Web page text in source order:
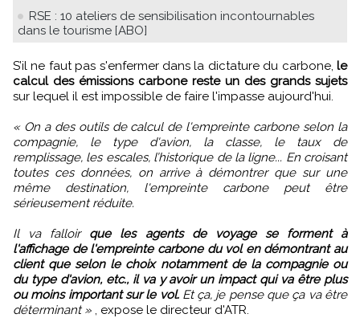
RSE : 10 ateliers de sensibilisation incontournables
dans le tourisme [ABO]
S’il ne faut pas s'enfermer dans la dictature du carbone, le
calcul des émissions carbone reste un des grands sujets
sur lequel il est impossible de faire l'impasse aujourd'hui.
« On a des outils de calcul de l'empreinte carbone selon la
compagnie, le type d'avion, la classe, le taux de
remplissage, les escales, l’historique de la ligne... En croisant
toutes ces données, on arrive à démontrer que sur une
même destination, l'empreinte carbone peut être
sérieusement réduite.
Il va falloir que les agents de voyage se forment à
l'affichage de l'empreinte carbone du vol en démontrant au
client que selon le choix notamment de la compagnie ou
du type d'avion, etc., il va y avoir un impact qui va être plus
ou moins important sur le vol.Et ça, je pense que ça va être
déterminant » , expose le directeur d'ATR.